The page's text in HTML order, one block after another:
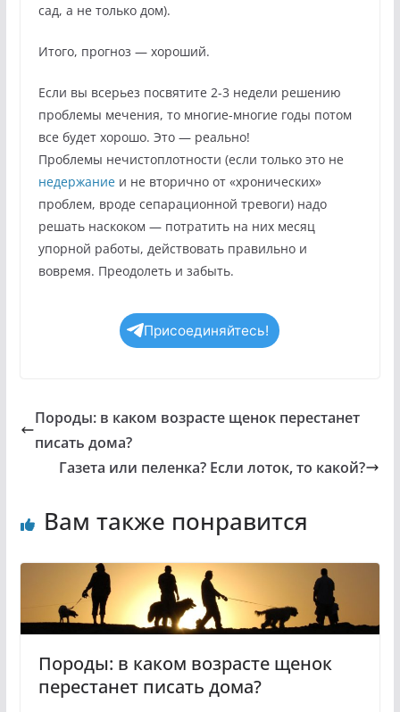
сад, а не только дом).
Итого, прогноз — хороший.
Если вы всерьез посвятите 2-3 недели решению
проблемы мечения, то многие-многие годы потом
все будет хорошо. Это — реально!
Проблемы нечистоплотности (если только это не
недержаниеи не вторично от «хронических»
проблем, вроде сепарационной тревоги) надо
решать наскоком — потратить на них месяц
упорной работы, действовать правильно и
вовремя. Преодолеть и забыть.
Присоединяйтесь!
Породы: в каком возрасте щенок перестанет
писать дома?
Газета или пеленка? Если лоток, то какой?
Вам также понравится
Породы: в каком возрасте щенок
перестанет писать дома?